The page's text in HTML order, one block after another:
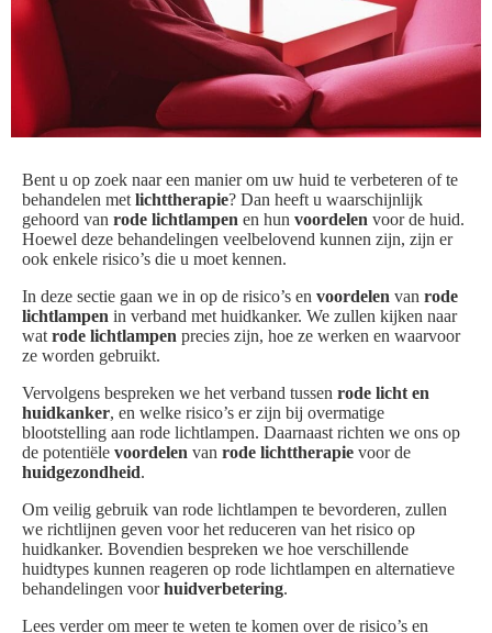
Bent u op zoek naar een manier om uw huid te verbeteren of te
behandelen met lichttherapie? Dan heeft u waarschijnlijk
gehoord van rode lichtlampen en hun voordelen voor de huid.
Hoewel deze behandelingen veelbelovend kunnen zijn, zijn er
ook enkele risico’s die u moet kennen.
In deze sectie gaan we in op de risico’s en voordelen van rode
lichtlampen in verband met huidkanker. We zullen kijken naar
wat rode lichtlampen precies zijn, hoe ze werken en waarvoor
ze worden gebruikt.
Vervolgens bespreken we het verband tussen rode licht en
huidkanker, en welke risico’s er zijn bij overmatige
blootstelling aan rode lichtlampen. Daarnaast richten we ons op
de potentiële voordelen van rode lichttherapie voor de
huidgezondheid.
Om veilig gebruik van rode lichtlampen te bevorderen, zullen
we richtlijnen geven voor het reduceren van het risico op
huidkanker. Bovendien bespreken we hoe verschillende
huidtypes kunnen reageren op rode lichtlampen en alternatieve
behandelingen voorhuidverbetering.
Lees verder om meer te weten te komen over de risico’s en